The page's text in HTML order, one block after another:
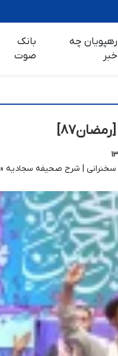
رهپویان چه
خبر
بانک
صوت
سخنرانی | شرح صحیفه سجادیه «9» [رمضان87]